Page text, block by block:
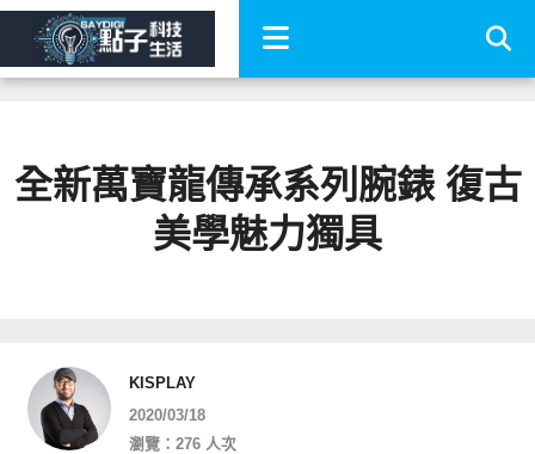
全新萬寶龍傳承系列腕錶 復古
美學魅力獨具
KISPLAY
2020/03/18
瀏覽：276 人次